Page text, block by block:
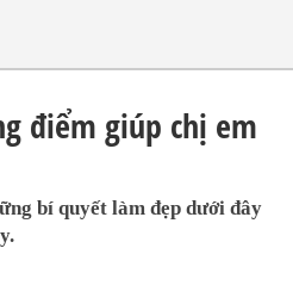
điểm giúp chị em
bí quyết làm đẹp dưới đây